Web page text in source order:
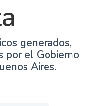
generados,
por el Gobierno
Aires.